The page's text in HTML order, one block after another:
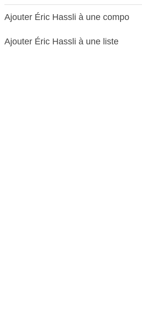
Ajouter Éric Hassli à une compo
Ajouter Éric Hassli à une liste